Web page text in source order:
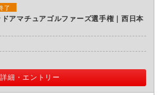
了
アマチュアゴルファーズ選手権｜西日本
詳細・エントリー